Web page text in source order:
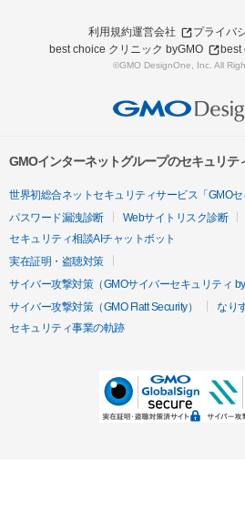
利用規約運営会社
プライバ
best choice クリニック byGMO
best
©GMO DesignOne, Inc. All
GMOインターネットグループのセキュリテ
世界初総合ネットセキュリティサービス「GMOセ
パスワード漏洩診断
Webサイトリスク診断
セキュリティ相談AIチャットボット
実在証明・盗聴対策
サイバー攻撃対策（GMOサイバーセキュリティ by
サイバー攻撃対策（GMO Flatt Security）
なり
セキュリティ事業の軌跡